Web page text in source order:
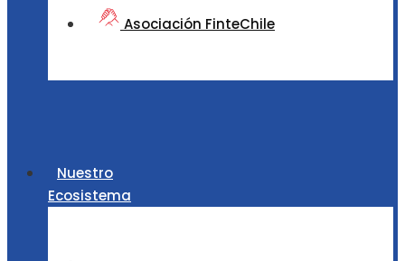
Asociación FinteChile
Nuestro
Ecosistema